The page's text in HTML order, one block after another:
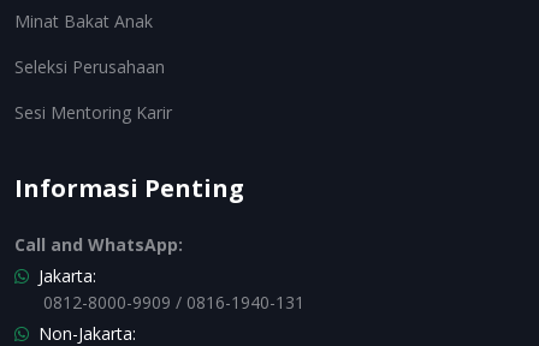
Minat Bakat Anak
Seleksi Perusahaan
Sesi Mentoring Karir
Informasi Penting
Call and WhatsApp:
Jakarta:
0812-8000-9909 / 0816-1940-131
Non-Jakarta: